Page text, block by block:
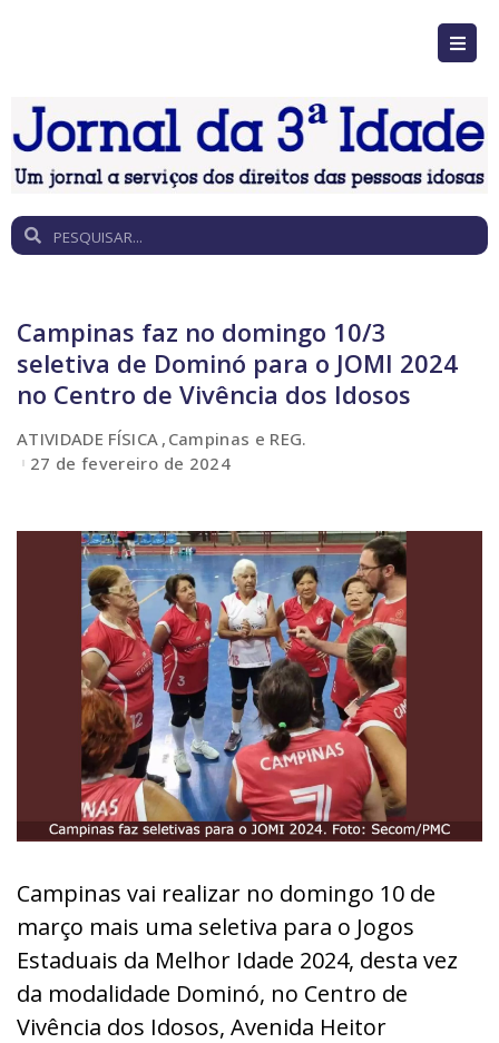
Campinas faz no domingo 10/3
seletiva de Dominó para o JOMI 2024
no Centro de Vivência dos Idosos
ATIVIDADE FÍSICA Campinas e REG.
27 de fevereiro de 2024
Campinas vai realizar no domingo 10 de
março mais uma seletiva para o Jogos
Estaduais da Melhor Idade 2024, desta vez
da modalidade Dominó, no Centro de
Vivência dos Idosos, Avenida Heitor